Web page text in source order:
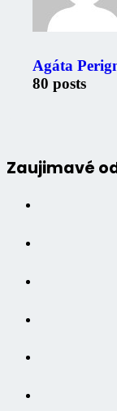
Agáta
80 posts
Zaujimavé